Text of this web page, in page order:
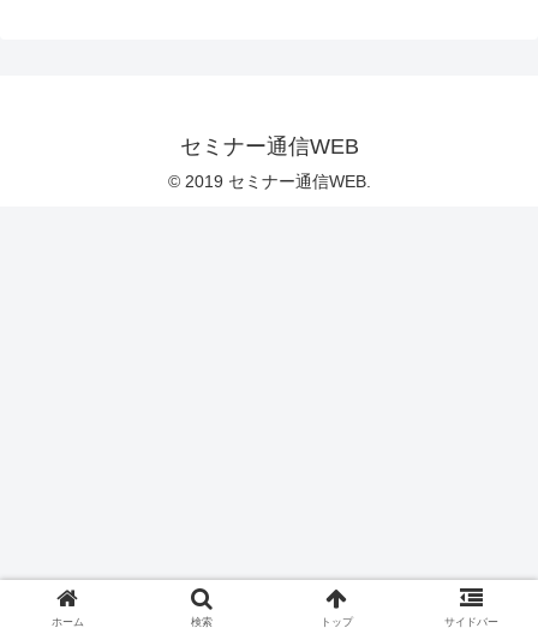
セミナー通信WEB
© 2019 セミナー通信WEB.
ホーム 検索 トップ サイドバー